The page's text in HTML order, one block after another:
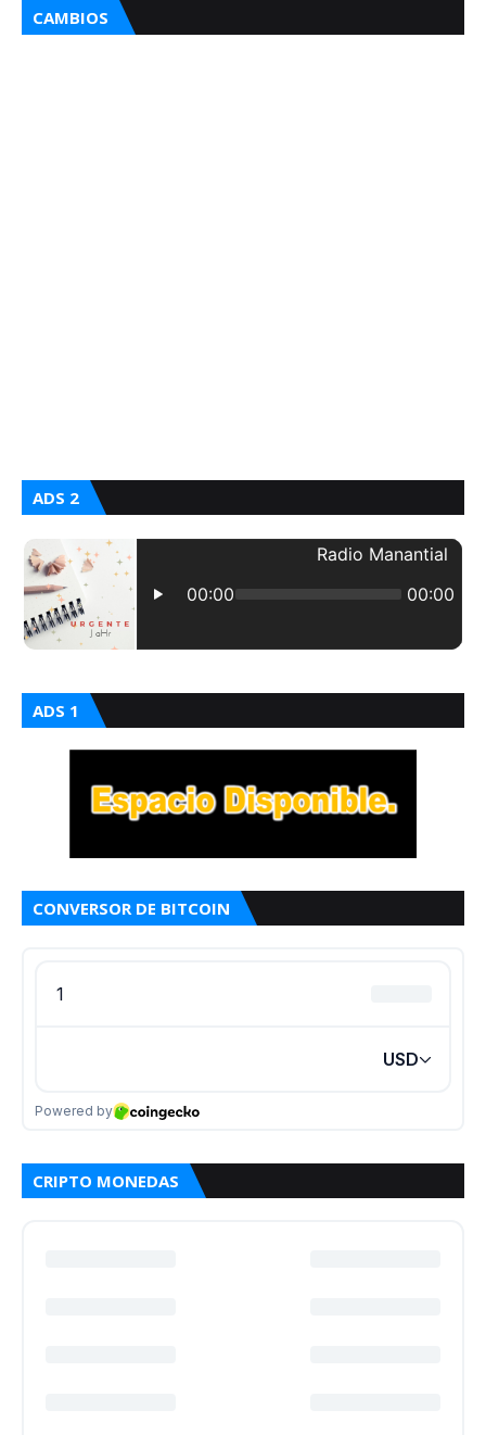
CAMBIOS
ADS 2
ADS 1
CONVERSOR DE BITCOIN
CRIPTO MONEDAS